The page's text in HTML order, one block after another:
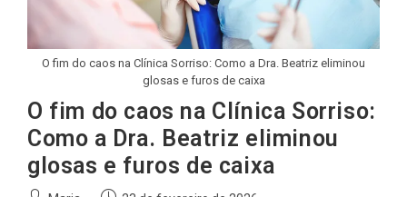
O fim do caos na Clínica Sorriso: Como a Dra. Beatriz eliminou
glosas e furos de caixa
O fim do caos na Clínica Sorriso:
Como a Dra. Beatriz eliminou
glosas e furos de caixa